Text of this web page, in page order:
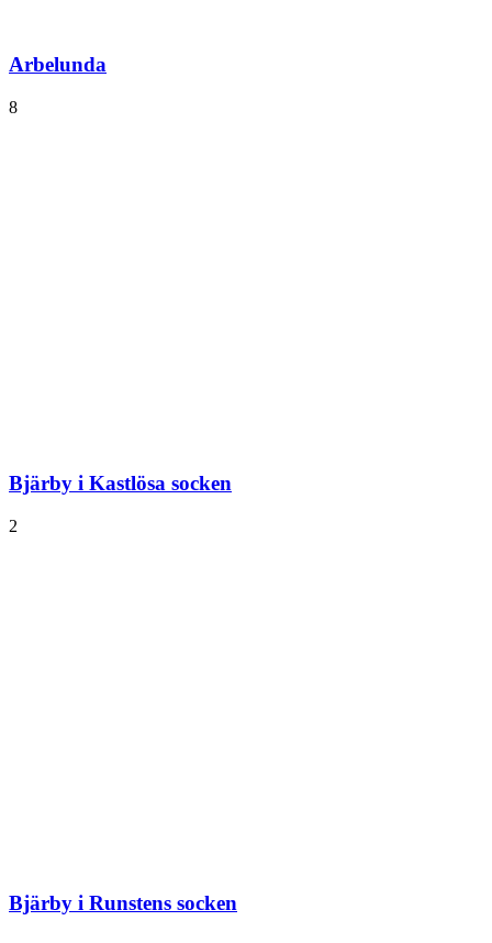
Arbelunda
8
Bjärby i Kastlösa socken
2
Bjärby i Runstens socken